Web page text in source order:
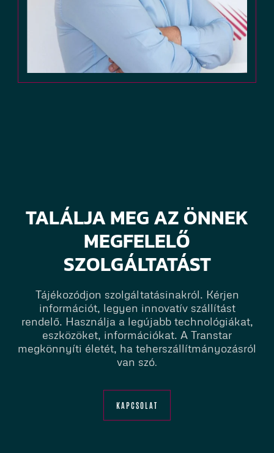
TALÁLJA MEG AZ ÖNNEK
MEGFELELŐ
SZOLGÁLTATÁST
Tájékozódjon szolgáltatásinakról. Kérjen
információt, legyen innovatív szállítást
rendelő. Használja a legújabb technológiákat,
eszközöket, információkat. A Transtar
megkönnyíti életét, ha teherszállítmányozásról
van szó.
KAPCSOLAT